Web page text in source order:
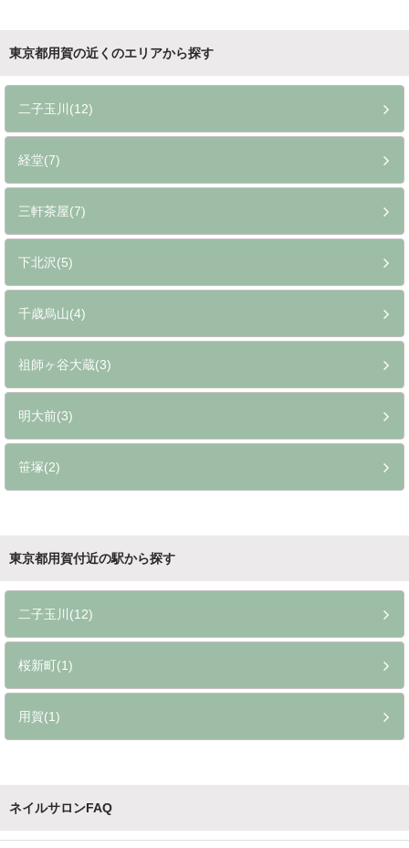
東京都用賀の近くのエリアから探す
二子玉川(12)
経堂(7)
三軒茶屋(7)
下北沢(5)
千歳烏山(4)
祖師ヶ谷大蔵(3)
明大前(3)
笹塚(2)
東京都用賀付近の駅から探す
二子玉川(12)
桜新町(1)
用賀(1)
ネイルサロンFAQ